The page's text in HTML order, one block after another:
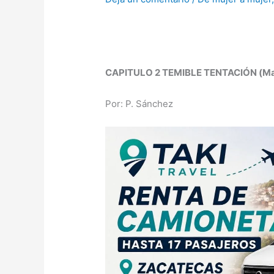
CAPITULO 2 TEMIBLE TENTACIÓN
Por: P. Sánchez